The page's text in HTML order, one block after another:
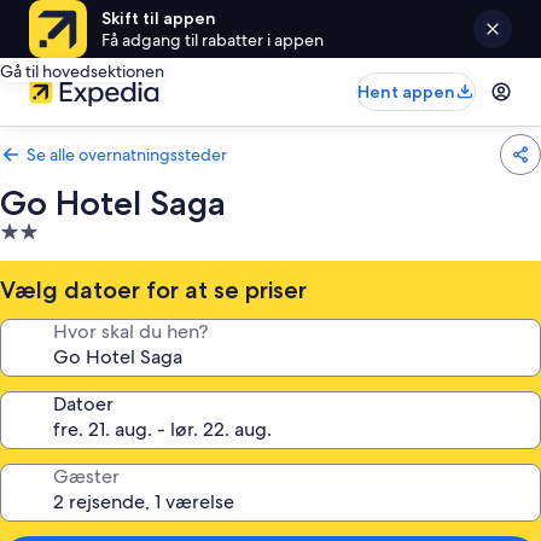
Skift til appen
Få adgang til rabatter i appen
Gå til hovedsektionen
Hent appen
Se alle overnatningssteder
Go Hotel Saga
2.0-
stjernet
overnatningssted
Vælg datoer for at se priser
Hvor skal du hen?
Datoer
Gæster